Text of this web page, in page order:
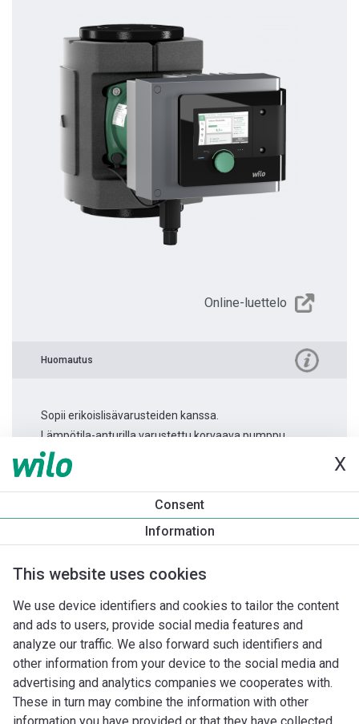
X
Consent
Information
This website uses cookies
We use device identifiers and cookies to tailor the content
and ads to users, provide social media features and
analyze our traffic. We also forward such identifiers and
other information from your device to the social media and
advertising and analytics companies we cooperates with.
These in turn may combine the information with other
Online-luettelo
Huomautus
Sopii erikoislisävarusteiden kanssa.
Lämpötila-anturilla varustettu korvaava pumppu.
Tuotetietoa